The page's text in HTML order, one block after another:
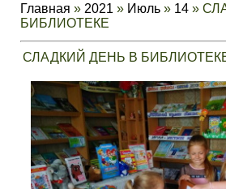
Главная » 2021 » Июль » 14 »
БИБЛИОТЕКЕ
СЛАДКИЙ ДЕНЬ В